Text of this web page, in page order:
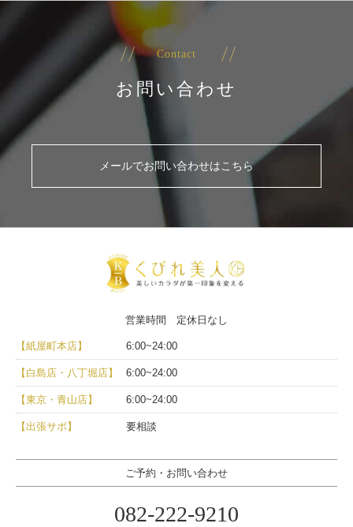
Contact
お問い合わせ
メールでお問い合わせはこちら
営業時間 定休日なし
【紙屋町本店】 6:00~24:00
【白島店・八丁堀店】 6:00~24:00
【東京・青山店】 6:00~24:00
【出張サポ】 要相談
ご予約・お問い合わせ
082-222-9210